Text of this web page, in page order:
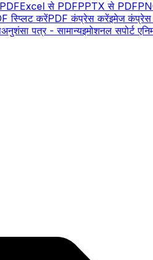
Excel से PDFPPTX से PDF
स्प्लिट करेंPDF कंप्रेस करेंइमेज
अनुशंसा पत्र - सामान्यइमोशनल सपोर्ट